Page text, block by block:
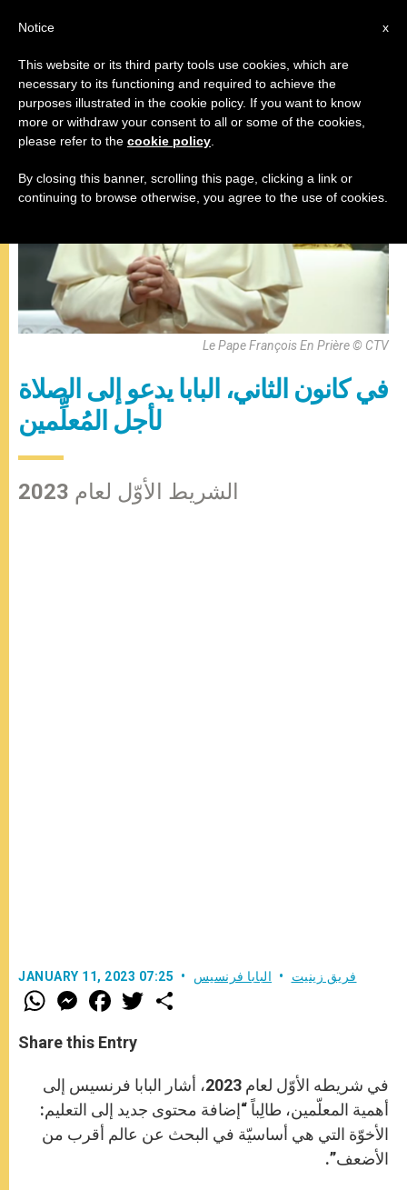
البابا فرنسيس
Le Pape François En Prière © CTV
في كانون الثاني، البابا يدعو إلى الصلاة
لأجل المُعلِّمين
الشريط الأوّل لعام 2023
JANUARY 11, 2023 07:25 فريق زينيت البابا فرنسيس
W
h
t
s
p
M
e
s
e
g
e
r
F
a
e
b
o
k
w
Share this Entry
في شريطه الأوّل لعام 2023، أشار البابا فرنسيس إلى
أهمية المعلّمين، طالِباً “إضافة محتوى جديد إلى التعليم:
الأخوّة التي هي أساسيّة في البحث عن عالم أقرب من
الأضعف”.
x
Notice
This website or its third party tools use cookies, which are
necessary to its functioning and required to achieve the
purposes illustrated in the cookie policy. If you want to know
more or withdraw your consent to all or some of the cookies,
please refer to the cookie policy
By closing this banner, scrolling this page, clicking a link or
continuing to browse otherwise, you agree to the use of cookies.